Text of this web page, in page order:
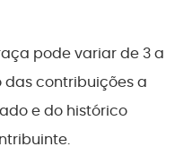
pode variar de 3 a
das contribuições a
e do histórico